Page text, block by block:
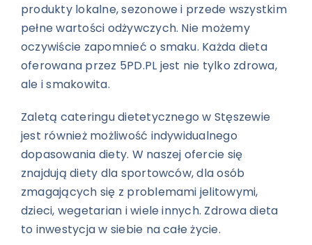
produkty lokalne, sezonowe i przede wszystkim
pełne wartości odżywczych. Nie możemy
oczywiście zapomnieć o smaku. Każda dieta
oferowana przez 5PD.PL jest nie tylko zdrowa,
ale i smakowita.
Zaletą cateringu dietetycznego w Stęszewie
jest również możliwość indywidualnego
dopasowania diety. W naszej ofercie się
znajdują diety dla sportowców, dla osób
zmagających się z problemami jelitowymi,
dzieci, wegetarian i wiele innych. Zdrowa dieta
to inwestycja w siebie na całe życie.